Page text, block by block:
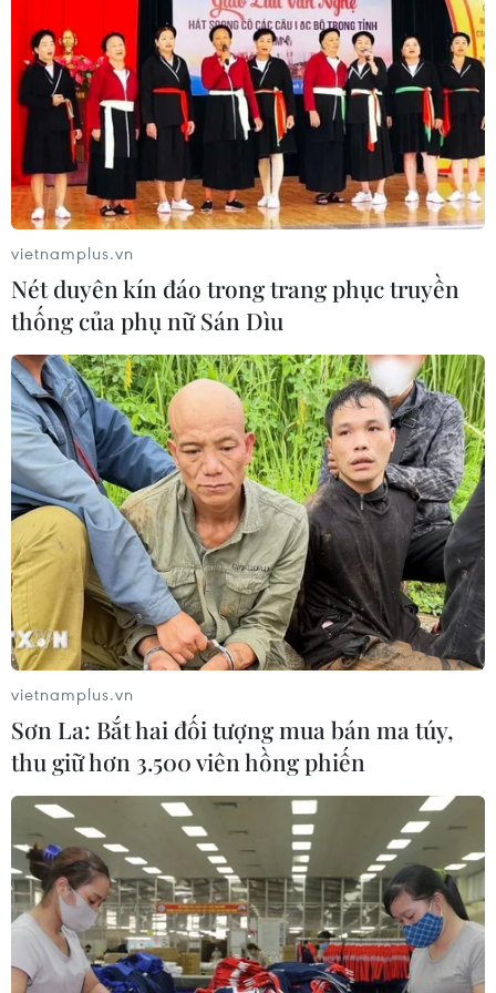
Cầu Đắk Lung sập sau cú
tông của xe tải cẩu, 2 người thoát
chết
06/08/2026 09:00
Xem thêm
CƠ QUAN CHỦ QUẢN: THÔNG TẤN XÃ VIỆT NAM
Tổng Biên tập: TRẦN TIẾN DUẨN
Phó Tổng Biên tập: NGUYỄN THỊ TÁM, KHÚC THANH
THỦY
Sở hữu trí tuệ
Quy định sử dụng
RSS
Hỗ trợ
Ngôn ngữ
TTXVN
Dịch vụ tin
Quảng cáo
Liên hệ
Giấy phép số: 1374/GP-BTTTT do Bộ Thông tin và Truyền thông
cấp ngày 11/9/2008.
Quảng cáo: Phó TBT Nguyễn Thị Tám: 093.5958688, Email:
tamvna@gmail.com
Điện thoại: (024) 39411349 - (024) 39411348, Fax: (024)
39411348
Email: vietnamplus2008@gmail.com
vietnamplus.vn
Nét duyên kín đáo trong trang phục truyền
thống của phụ nữ Sán Dìu
vietnamplus.vn
Sơn La: Bắt hai đối tượng mua bán ma túy,
thu giữ hơn 3.500 viên hồng phiến